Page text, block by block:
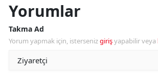
Yorumlar
Takma Ad
Yorum yapmak için, istersenizgirişyapabilir veya